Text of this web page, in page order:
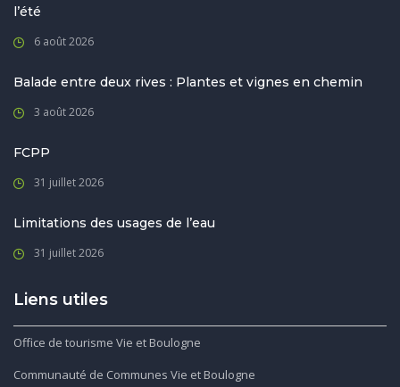
l’été
6 août 2026
Balade entre deux rives : Plantes et vignes en chemin
3 août 2026
FCPP
31 juillet 2026
Limitations des usages de l’eau
31 juillet 2026
Liens utiles
Office de tourisme Vie et Boulogne
Communauté de Communes Vie et Boulogne